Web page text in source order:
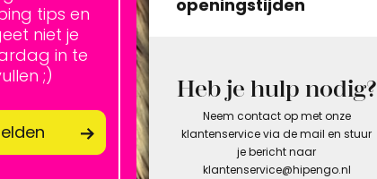
tips en
niet je
in te
;)
openingstijden
Heb je hulp nodig?
Neem contact op met onze
klantenservice via de mail en stuur
je bericht naar
klantenservice@hipengo.nl